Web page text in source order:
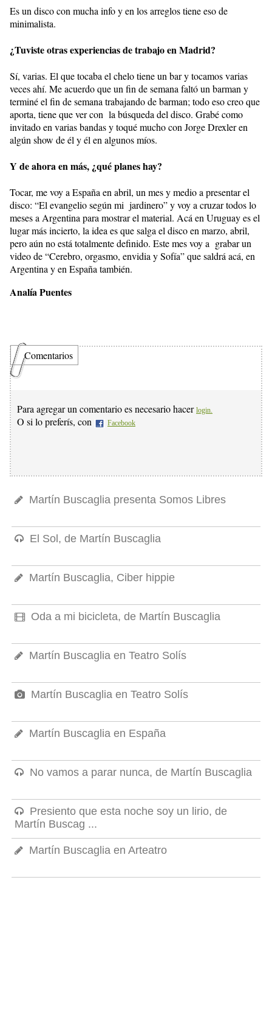
Es un disco con mucha info y en los arreglos tiene eso de
minimalista.
¿Tuviste otras experiencias de trabajo en Madrid?
Sí, varias. El que tocaba el chelo tiene un bar y tocamos varias
veces ahí. Me acuerdo que un fin de semana faltó un barman y
terminé el fin de semana trabajando de barman; todo eso creo que
aporta, tiene que ver con la búsqueda del disco. Grabé como
invitado en varias bandas y toqué mucho con Jorge Drexler en
algún show de él y él en algunos míos.
Y de ahora en más, ¿qué planes hay?
Tocar, me voy a España en abril, un mes y medio a presentar el
disco: “El evangelio según mi jardinero” y voy a cruzar todos lo
meses a Argentina para mostrar el material. Acá en Uruguay es el
lugar más incierto, la idea es que salga el disco en marzo, abril,
pero aún no está totalmente definido. Este mes voy a grabar un
video de “Cerebro, orgasmo, envidia y Sofía” que saldrá acá, en
Argentina y en España también.
Analía Puentes
Comentarios
Para agregar un comentario es necesario hacer login.
O si lo preferís, con Facebook
Martín Buscaglia presenta Somos Libres
El Sol, de Martín Buscaglia
Martín Buscaglia, Ciber hippie
Oda a mi bicicleta, de Martín Buscaglia
Martín Buscaglia en Teatro Solís
Martín Buscaglia en Teatro Solís
Martín Buscaglia en España
No vamos a parar nunca, de Martín Buscaglia
Presiento que esta noche soy un lirio, de
Martín Buscag ...
Martín Buscaglia en Arteatro